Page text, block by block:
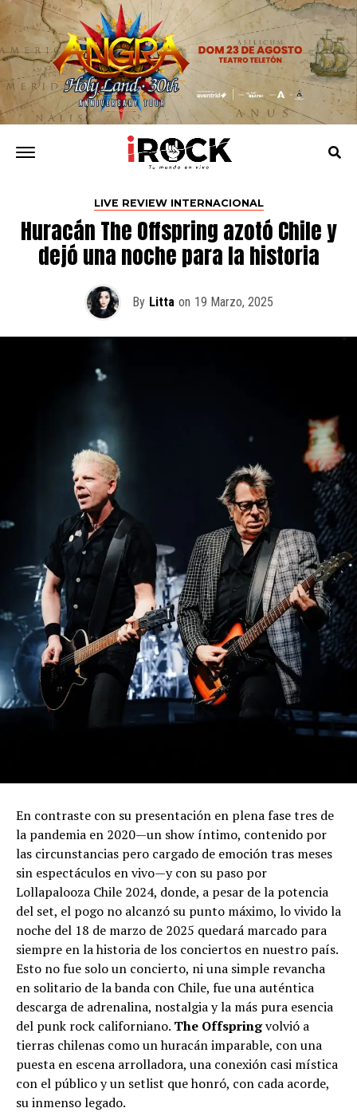
LIVE REVIEW INTERNACIONAL
Huracán The Offspring azotó Chile y
dejó una noche para la historia
By Litta on 19 Marzo, 2025
En contraste con su presentación en plena fase tres de
la pandemia en 2020—un show íntimo, contenido por
las circunstancias pero cargado de emoción tras meses
sin espectáculos en vivo—y con su paso por
Lollapalooza Chile 2024, donde, a pesar de la potencia
del set, el pogo no alcanzó su punto máximo, lo vivido la
noche del 18 de marzo de 2025 quedará marcado para
siempre en la historia de los conciertos en nuestro país.
Esto no fue solo un concierto, ni una simple revancha
en solitario de la banda con Chile, fue una auténtica
descarga de adrenalina, nostalgia y la más pura esencia
del punk rock californiano. The Offspringvolvió a
tierras chilenas como un huracán imparable, con una
puesta en escena arrolladora, una conexión casi mística
con el público y un setlist que honró, con cada acorde,
su inmenso legado.